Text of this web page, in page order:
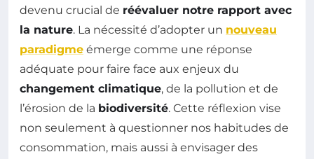
devenu crucial de réévaluer notre rapport avec
la nature. La nécessité d’adopter un nouveau
paradigme émerge comme une réponse
adéquate pour faire face aux enjeux du
changement climatique, de la pollution et de
l’érosion de la biodiversité. Cette réflexion vise
non seulement à questionner nos habitudes de
consommation, mais aussi à envisager des